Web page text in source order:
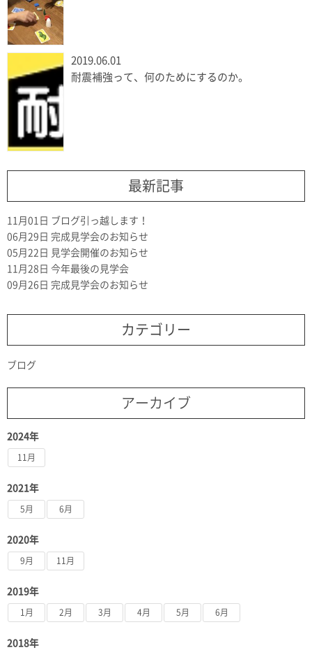
2019.06.01
耐震補強って、何のためにするのか。
最新記事
11月01日 ブログ引っ越します！
06月29日 完成見学会のお知らせ
05月22日 見学会開催のお知らせ
11月28日 今年最後の見学会
09月26日 完成見学会のお知らせ
カテゴリー
ブログ
アーカイブ
2024年
11月
2021年
5月 6月
2020年
9月 11月
2019年
1月 2月 3月 4月 5月 6月
2018年